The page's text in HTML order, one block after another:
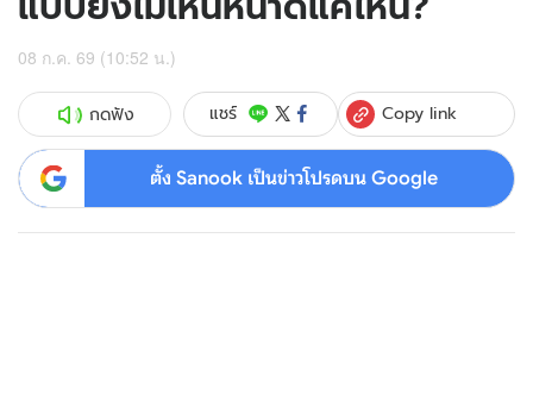
08 ก.ค. 69 (10:52 น.)
กดฟัง แชร์ Copy link
ตั้ง Sanook เป็นข่าวโปรดบน Google